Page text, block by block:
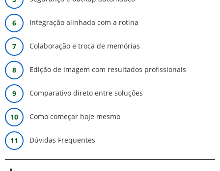
Integração alinhada com a rotina
Colaboração e troca de memórias
Edição de imagem com resultados profissionais
Comparativo direto entre soluções
Como começar hoje mesmo
Dúvidas Frequentes